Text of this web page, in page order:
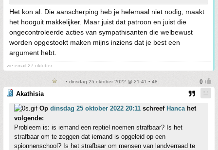
Het kon al. Die aanscherping heb je helemaal niet nodig, maakt
het hooguit makkelijker. Maar juist dat patroon en juist die
ongecontroleerde acties van sympathisanten die welbewust
worden opgestookt maken mijns inziens dat je best een
argument hebt.
zie email 27 oktober
• dinsdag 25 oktober 2022 @ 21:41 • 48
Akathisia
Op dinsdag 25 oktober 2022 20:11 schreef Hancahet
volgende:
Probleem is: is iemand een reptiel noemen strafbaar? Is het
strafbaar om te zeggen dat iemand is opgeleid op een
spionnenschool? Is het strafbaar om mensen van landverraad te